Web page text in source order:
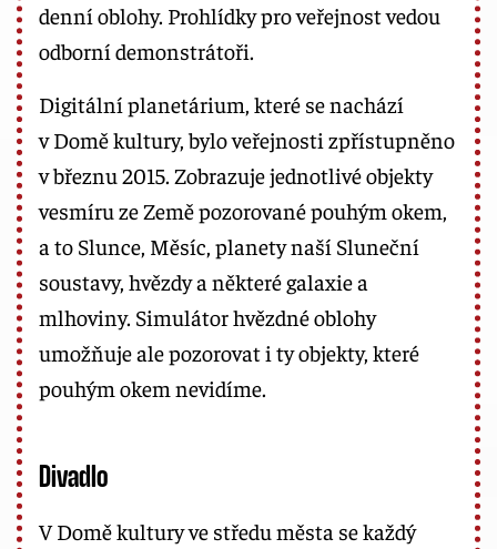
denní oblohy. Prohlídky pro veřejnost vedou
odborní demonstrátoři.
Digitální planetárium, které se nachází
v Domě kultury, bylo veřejnosti zpřístupněno
v březnu 2015. Zobrazuje jednotlivé objekty
vesmíru ze Země pozorované pouhým okem,
a to Slunce, Měsíc, planety naší Sluneční
soustavy, hvězdy a některé galaxie a
mlhoviny. Simulátor hvězdné oblohy
umožňuje ale pozorovat i ty objekty, které
pouhým okem nevidíme.
Divadlo
V Domě kultury ve středu města se každý